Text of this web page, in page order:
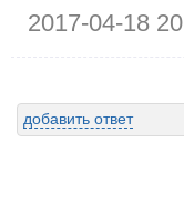
2017-04-18
добавить ответ